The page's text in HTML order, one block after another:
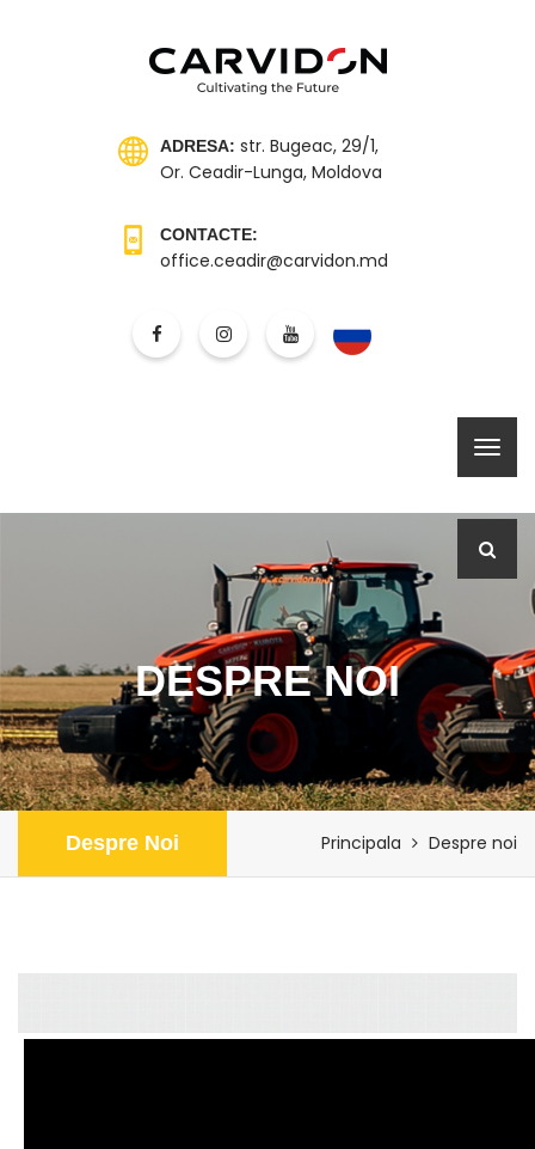
ADRESA: str. Bugeac, 29/1,
Or. Ceadir-Lunga, Moldova
CONTACTE:
office.ceadir@carvidon.md
DESPRE NOI
Despre Noi Principala Despre noi